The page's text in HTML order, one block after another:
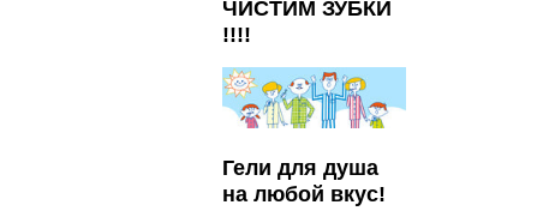
ЧИСТИМ ЗУБКИ
!!!!
Гели для душа
на любой вкус!